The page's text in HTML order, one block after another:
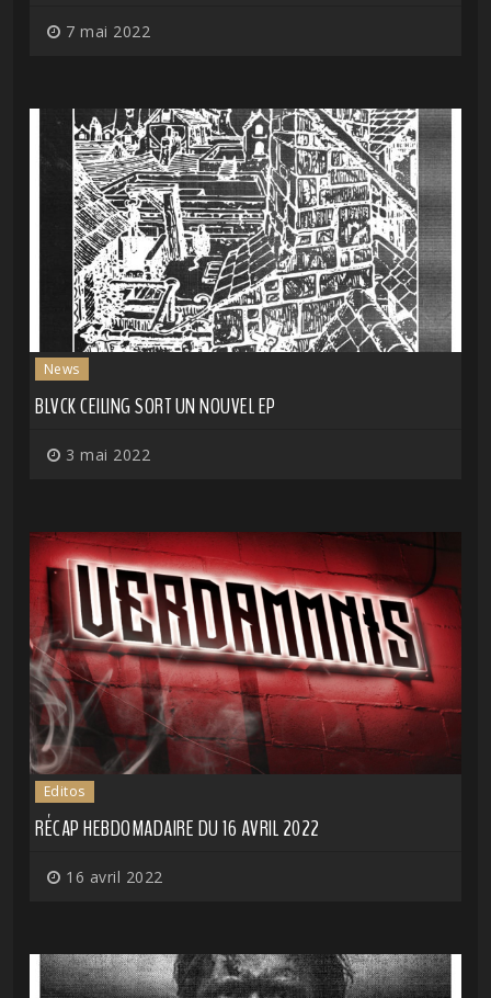
7 mai 2022
News
BLVCK CEILING SORT UN NOUVEL EP
3 mai 2022
Editos
RÉCAP HEBDOMADAIRE DU 16 AVRIL 2022
16 avril 2022